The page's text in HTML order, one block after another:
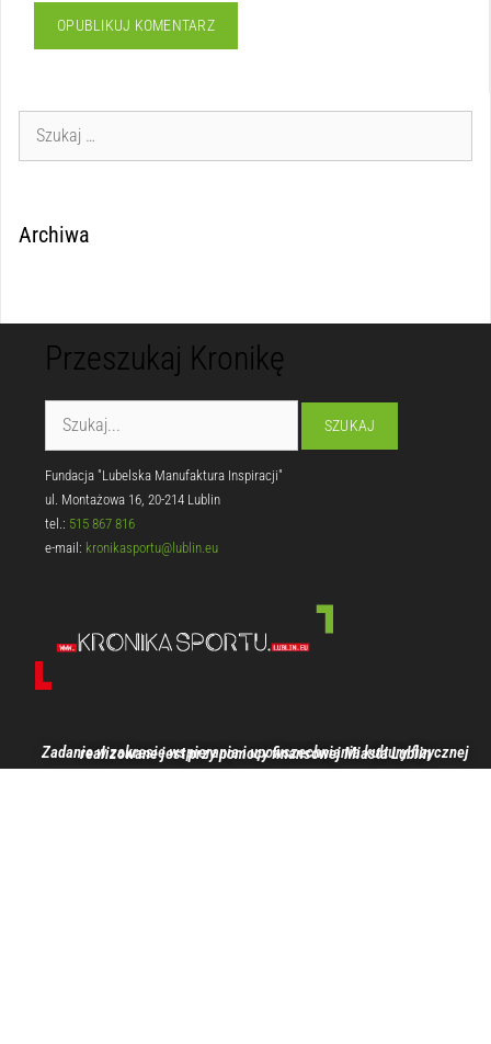
Archiwa
Przeszukaj Kronikę
Fundacja "Lubelska Manufaktura Inspiracji"
ul. Montażowa 16, 20-214 Lublin
tel.: 515 867 816
e-mail: kronikasportu@lublin.eu
Zadanie w zakresie wspierania i upowszechniania kultury fizycznej realizowane jest przy pomocy finansowej Miasta Lublin